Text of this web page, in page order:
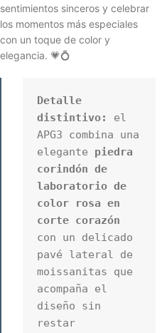
sentimientos sinceros y celebrar
los momentos más especiales
con un toque de color y
elegancia. 💗💍
Detalle
distintivo:
el
APG3 combina una
elegante piedra
corindón de
laboratorio de
color rosa en
corte corazón
con un delicado
pavé lateral de
moissanitas que
acompaña el
diseño sin
restar